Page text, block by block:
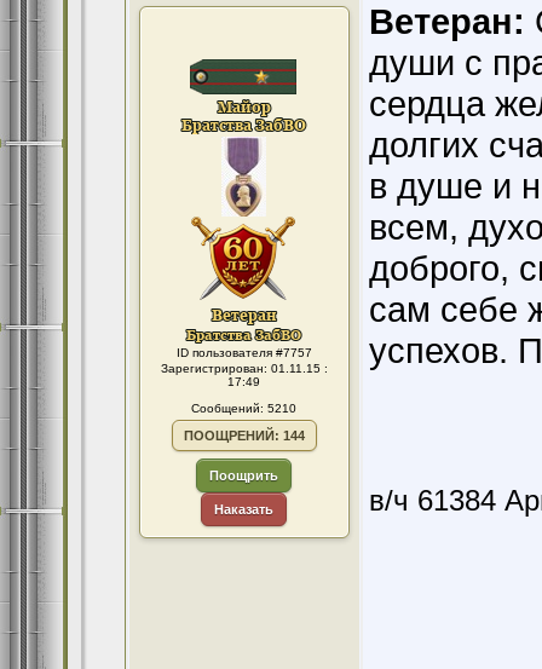
ID пользователя #7757
Зарегистрирован: 01.11.15 :
17:49
Сообщений: 5210
ПООЩРЕНИЙ: 144
Поощрить
Наказать
Ветеран:
души с
сердца
долгих
в душе и
всем,
доброго,
сам себе
успехов.
в/ч 61384